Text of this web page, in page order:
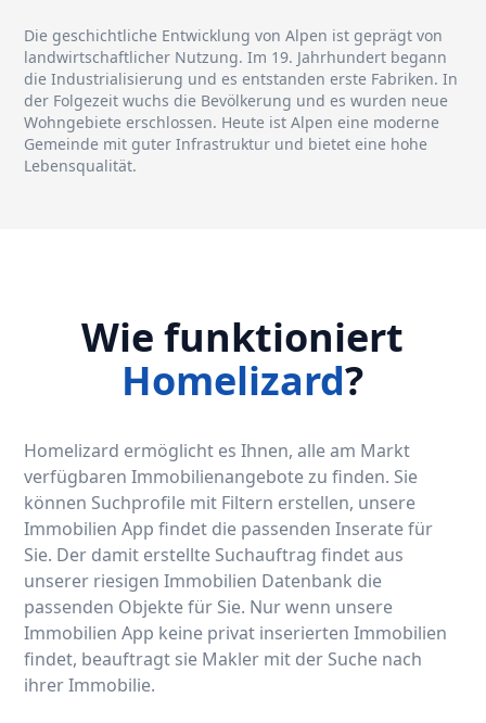
Die geschichtliche Entwicklung von Alpen ist geprägt von
landwirtschaftlicher Nutzung. Im 19. Jahrhundert begann
die Industrialisierung und es entstanden erste Fabriken. In
der Folgezeit wuchs die Bevölkerung und es wurden neue
Wohngebiete erschlossen. Heute ist Alpen eine moderne
Gemeinde mit guter Infrastruktur und bietet eine hohe
Lebensqualität.
Wie funktioniert
Homelizard?
Homelizard ermöglicht es Ihnen, alle am Markt
verfügbaren Immobilienangebote zu finden. Sie
können Suchprofile mit Filtern erstellen, unsere
Immobilien App findet die passenden Inserate für
Sie. Der damit erstellte Suchauftrag findet aus
unserer riesigen Immobilien Datenbank die
passenden Objekte für Sie. Nur wenn unsere
Immobilien App keine privat inserierten Immobilien
findet, beauftragt sie Makler mit der Suche nach
ihrer Immobilie.